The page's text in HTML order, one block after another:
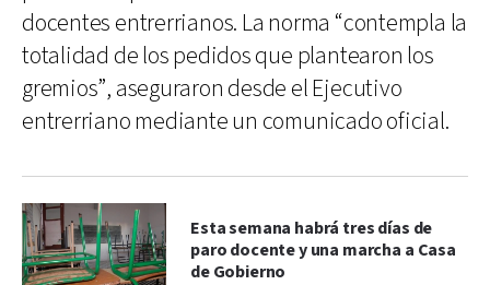
docentes entrerrianos. La norma “contempla la
totalidad de los pedidos que plantearon los
gremios”, aseguraron desde el Ejecutivo
entrerriano mediante un comunicado oficial.
Esta semana habrá tres días de
paro docente y una marcha a Casa
de Gobierno